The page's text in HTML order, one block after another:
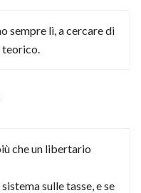
sempre lì, a cercare di
teorico.
che un libertario
sulle tasse, e se